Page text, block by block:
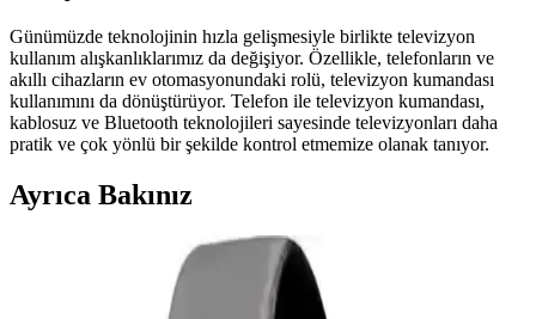
Günümüzde teknolojinin hızla gelişmesiyle birlikte televizyon
kullanım alışkanlıklarımız da değişiyor. Özellikle, telefonların ve
akıllı cihazların ev otomasyonundaki rolü, televizyon kumandası
kullanımını da dönüştürüyor. Telefon ile televizyon kumandası,
kablosuz ve Bluetooth teknolojileri sayesinde televizyonları daha
pratik ve çok yönlü bir şekilde kontrol etmemize olanak tanıyor.
Ayrıca Bakınız
Samsung Galaxy Tab S9 Plus X810 için Microsonic
Temperli Cam Ekran Koruyucu Ürün Özellikleri ve